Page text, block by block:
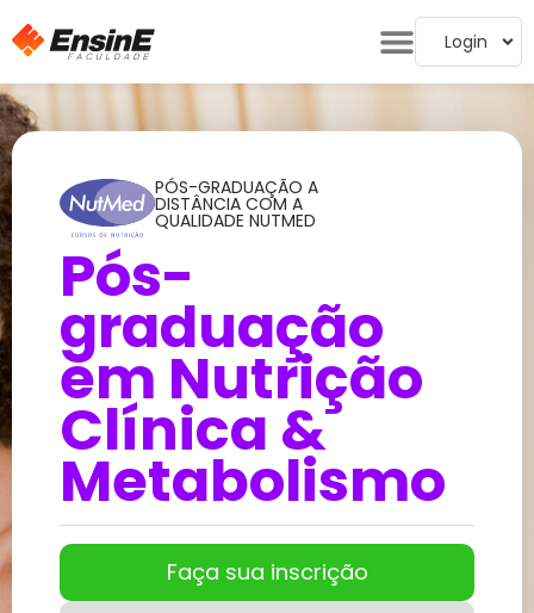
Login
PÓS-GRADUAÇÃO A
DISTÂNCIA COM A
QUALIDADE NUTMED
Pós-
graduação
em Nutrição
Clínica &
Metabolismo
Faça sua inscrição